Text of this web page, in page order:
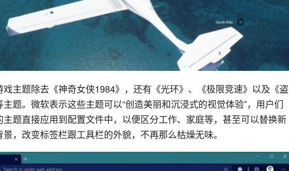
戏主题除去《神奇女侠1984》，还有《光环》、《极限竞速》以及《盗
题。微软表示这些主题可以“创造美丽和沉浸式的视觉体验”，用户们
主题直接应用到配置文件中，以便区分工作、家庭等，甚至可以替换新
，改变标签栏跟工具栏的外貌，不再那么枯燥无味。